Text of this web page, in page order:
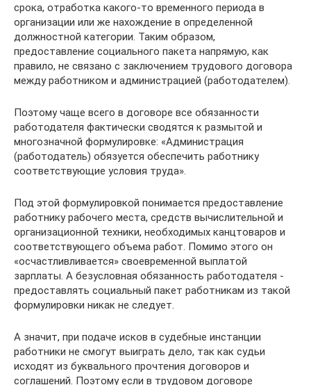
срока, отработка какого-то временного периода в
организации или же нахождение в определенной
должностной категории. Таким образом,
предоставление социального пакета напрямую, как
правило, не связано с заключением трудового договора
между работником и администрацией (работодателем).
Поэтому чаще всего в договоре все обязанности
работодателя фактически сводятся к размытой и
многозначной формулировке: «Администрация
(работодатель) обязуется обеспечить работнику
соответствующие условия труда».
Под этой формулировкой понимается предоставление
работнику рабочего места, средств вычислительной и
организационной техники, необходимых канцтоваров и
соответствующего объема работ. Помимо этого он
«осчастливливается» своевременной выплатой
зарплаты. А безусловная обязанность работодателя ­
предоставлять социальный пакет работникам из такой
формулировки никак не следует.
А значит, при подаче исков в судебные инстанции
работники не смогут выиграть дело, так как судьи
исходят из буквального прочтения договоров и
соглашений. Поэтому если в трудовом договоре